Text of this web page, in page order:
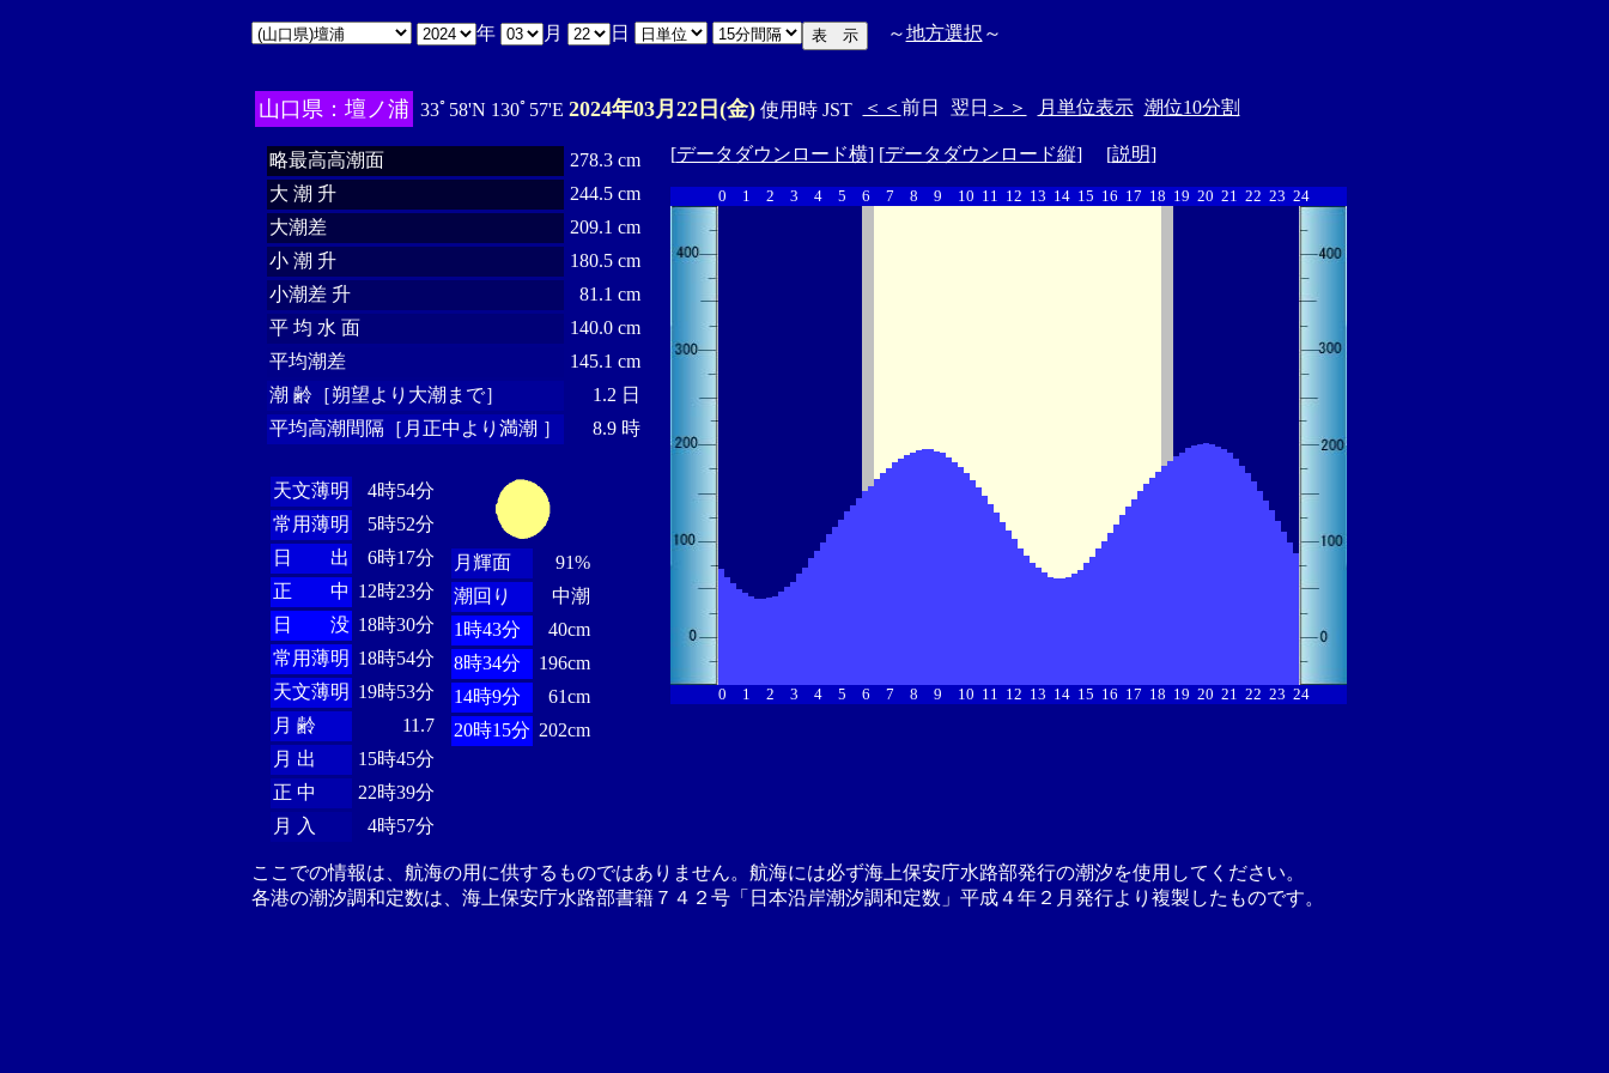
年 月 日 ～地方選択 ～
山口県：壇ノ浦 33ﾟ58'N 130ﾟ57'E 2024年03月22日(金)使用時 JST ＜＜ 前日 翌日 ＞＞ 月単位表示 潮位10分割
略最高高潮面
278.3 cm
大 潮 升
244.5 cm
大潮差
209.1 cm
小 潮 升
180.5 cm
小潮差 升
81.1 cm
平 均 水 面
140.0 cm
平均潮差
145.1 cm
潮 齢［朔望より大潮まで］
1.2 日
平均高潮間隔［月正中より満潮 ］
8.9 時
天文薄明
4時54分
常用薄明
5時52分
日 出
6時17分
正 中 12時23分
日 没 18時30分
常用薄明 18時54分
天文薄明 19時53分
月 齢
11.7
月 出
15時45分
正 中
22時39分
月 入
4時57分
月輝面
91%
潮回り
中潮
1時43分
40cm
8時34分
196cm
14時9分
61cm
20時15分 202cm
[データダウンロード横] [データダウンロード縦] [説明]
0 1 2 3 4 5 6 7 8 9 10 11 12 13 14 15 16 17 18 19 20 21 22 23 24
0 1 2 3 4 5 6 7 8 9 10 11 12 13 14 15 16 17 18 19 20 21 22 23 24
ここでの情報は、航海の用に供するものではありません。航海には必ず海上保安庁水路部発行の潮汐を使用してください。
各港の潮汐調和定数は、海上保安庁水路部書籍７４２号「日本沿岸潮汐調和定数」平成４年２月発行より複製したものです。